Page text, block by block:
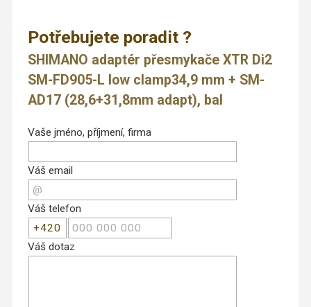
Potřebujete poradit ?
SHIMANO adaptér přesmykače XTR Di2
SM-FD905-L low clamp34,9 mm + SM-
AD17 (28,6+31,8mm adapt), bal
Vaše jméno, příjmení, firma
Váš email
Váš telefon
Váš dotaz